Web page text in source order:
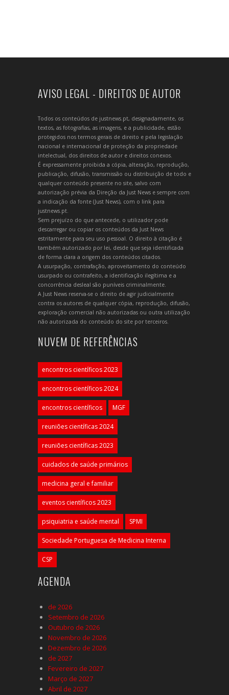
AVISO LEGAL - DIREITOS DE AUTOR
Todos os conteúdos de justnews.pt, designadamente, os
textos, as fotografias, as imagens, e a publicidade, estão
protegidos nos termos gerais de direito e pela legislação
nacional e internacional de proteção da propriedade
intelectual, dos direitos de autor e direitos conexos.
É expressamente proibida a cópia, alteração, reprodução,
publicação, difusão, transmissão ou distribuição de todo e
qualquer conteúdo presente no site, salvo com
autorização prévia da Direção da Just News e sempre com
a indicação da fonte (Just News), com o link para
justnews.pt.
Sem prejuízo do que antecede, o utilizador pode
descarregar ou copiar os conteúdos da Just News
estritamente para seu uso pessoal. O direito à citação é
também autorizado por lei, desde que seja identificada
de forma clara a origem dos conteúdos citados.
A usurpação, contrafação, aproveitamento do conteúdo
usurpado ou contrafeito, a identificação ilegítima e a
concorrência desleal são puníveis criminalmente.
A Just News reserva-se o direito de agir judicialmente
contra os autores de qualquer cópia, reprodução, difusão,
exploração comercial não autorizadas ou outra utilização
não autorizada do conteúdo do site por terceiros.
NUVEM DE REFERÊNCIAS
encontros científicos 2023
encontros científicos 2024
encontros científicos MGF
reuniões científicas 2024
reuniões científicas 2023
cuidados de saúde primários
medicina geral e familiar
eventos científicos 2023
psiquiatria e saúde mental SPMI
Sociedade Portuguesa de Medicina Interna
CSP
AGENDA
de 2026
Setembro de 2026
Outubro de 2026
Novembro de 2026
Dezembro de 2026
de 2027
Fevereiro de 2027
Março de 2027
Abril de 2027